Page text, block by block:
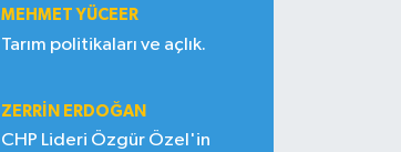
MEHMET YÜCEER
Tarım politikaları ve açlık.
ZERRIN ERDOĞAN
CHP Lideri Özgür Özel'in